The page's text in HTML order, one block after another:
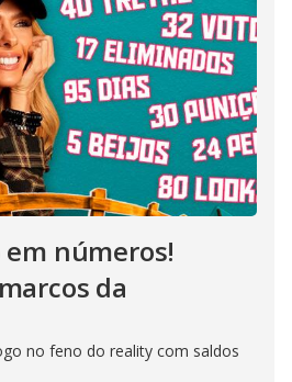
em números!
da
no feno do reality com saldos